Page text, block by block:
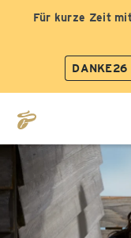
Für kurze Zeit
DANKE26